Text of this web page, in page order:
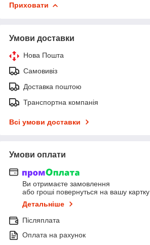
Приховати
Умови доставки
Нова Пошта
Самовивіз
Доставка поштою
Транспортна компанія
Всі умови доставки
Умови оплати
Ви отримаєте замовлення
або гроші повернуться на вашу картку
Детальніше
Післяплата
Оплата на рахунок